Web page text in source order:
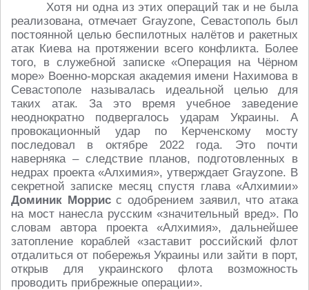
Хотя ни одна из этих операций так и не была
реализована, отмечает Grayzone, Севастополь был
постоянной целью беспилотных налётов и ракетных
атак Киева на протяжении всего конфликта. Более
того, в служебной записке «Операция на Чёрном
море» Военно-морская академия имени Нахимова в
Севастополе называлась идеальной целью для
таких атак. За это время учебное заведение
неоднократно подвергалось ударам Украины. А
провокационный удар по Керченскому мосту
последовал в октябре 2022 года. Это почти
наверняка – следствие планов, подготовленных в
недрах проекта «Алхимия», утверждает Grayzone. В
секретной записке месяц спустя глава «Алхимии»
Доминик Моррисс одобрением заявил, что атака
на мост нанесла русским «значительный вред». По
словам автора проекта «Алхимия», дальнейшее
затопление кораблей «заставит российский флот
отдалиться от побережья Украины или зайти в порт,
открыв для украинского флота возможность
проводить прибрежные операции».